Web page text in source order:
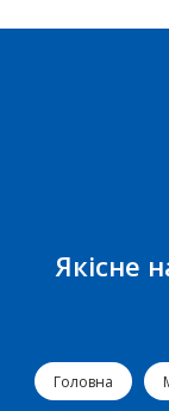
Якісне
Головна